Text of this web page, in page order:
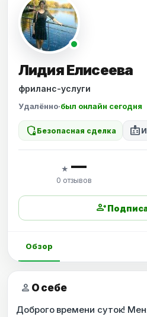
Лидия Елисеева
фриланс-услуги
Удалённо·был онлайн сегодня
shield_locked Безопасная сделка badge
★ —
0 отзывов
person_add
Обзор
person О себе
Доброго времени суток!